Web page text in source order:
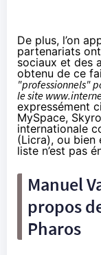
De plus, l’on
partenariats
sociaux et des
obtenu de ce
"professionnels"
le site
expressément
MySpace,
internationale
(Licra), ou bien
liste n’est pas
Manuel
propos
Pharos